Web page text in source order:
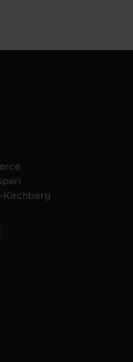
Kirchberg